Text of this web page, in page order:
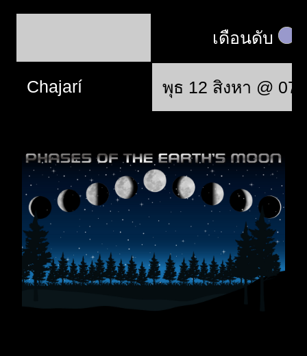
เดือนดับ
Chajarí พุธ 12 สิงหา @